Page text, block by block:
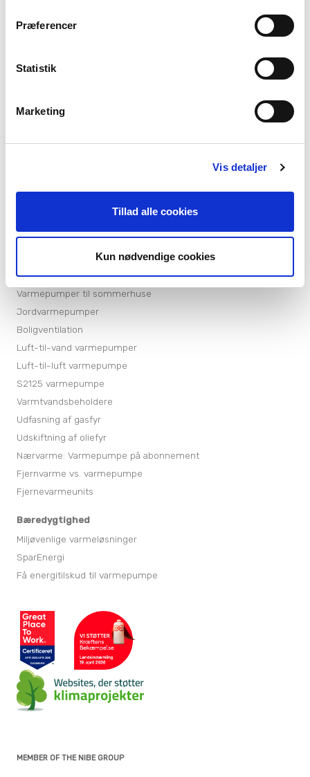
Præferencer
Statistik
Marketing
Vis detaljer
Tillad alle cookies
Kun nødvendige cookies
Varmepumper
Varmepumper til sommerhuse
Jordvarmepumper
Boligventilation
Luft-til-vand varmepumper
Luft-til-luft varmepumpe
S2125 varmepumpe
Varmtvandsbeholdere
Udfasning af gasfyr
Udskiftning af oliefyr
Nærvarme: Varmepumpe på abonnement
Fjernvarme vs. varmepumpe
Fjernevarmeunits
Bæredygtighed
Miljøvenlige varmeløsninger
SparEnergi
Få energitilskud til varmepumpe
Presse
Billedbank
Persondatapolitik
MEMBER OF THE NIBE GROUP